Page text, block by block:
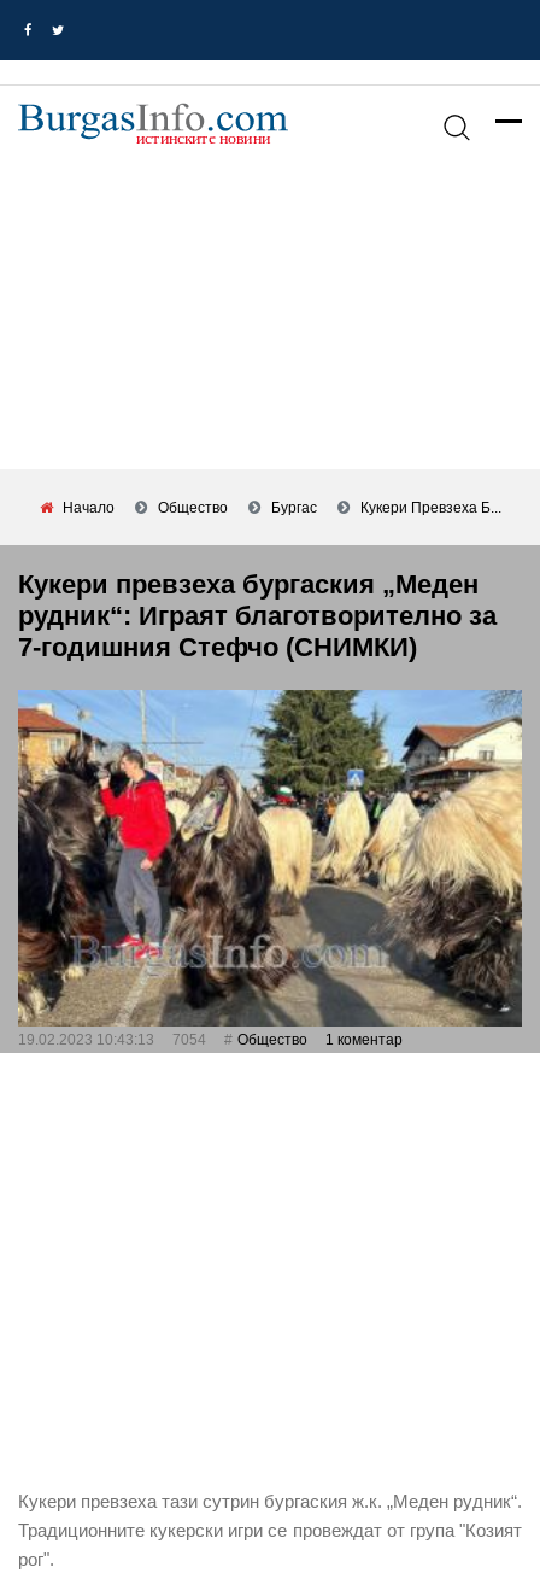
Начало Общество Бургас Кукери Превзеха Б...
Кукери превзеха бургаския „Меден
рудник“: Играят благотворително за
7-годишния Стефчо (СНИМКИ)
19.02.2023 10:43:13 7054 Общество 1 коментар
Кукери превзеха тази сутрин бургаския ж.к. „Меден рудник“.
Традиционните кукерски игри се провеждат от група "Козият
рог".